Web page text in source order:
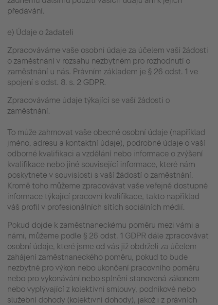
předávání.
e) Údaje o žadateli
Zpracováváme vaše osobní údaje za účelem vaší žádosti
o zaměstnání v rozsahu nezbytném pro rozhodnutí o
zaměstnání u nás. Právním základem je § 26 odst. 1 ve
spojení s odst. 8. s. 2 GDPR.
Zpracováváme údaje týkající se vaší žádosti o
zaměstnání.
To může zahrnovat vaše obecné osobní údaje (například
jméno, adresu a kontaktní údaje), podrobné údaje o vaší
odborné kvalifikaci a vzdělání nebo informace o zvýšení
kvalifikace nebo jiné související informace, které nám
poskytnete v souvislosti s vaší žádostí o zaměstnání.
Kromě toho můžeme zpracovávat vaše veřejně dostupné
informace týkající pracovní kvalifikace, takto například
váš profil v profesionálních sítích sociálních médií.
Pokud dojde k zaměstnaneckému poměru mezi vámi a
námi, můžeme podle § 26 odst. 1 GDPR dále zpracovávat
osobní údaje, které jsme od vás již obdrželi za účelem
zahájení zaměstnaneckého poměru, pokud to bude
nezbytné pro výkon nebo ukončení pracovního poměru
nebo pro vykonávání nebo splnění stanovená zákonem
nebo vyplývající z kolektivní smlouvy, podnikové nebo
služební dohody (kolektivní dohody), jakož i z právních